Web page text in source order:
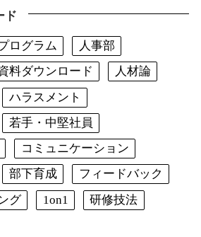
ド
ログラム
人事部
料ダウンロード
人材論
ハラスメント
若手・中堅社員
コミュニケーション
部下育成
フィードバック
グ 1on1
研修技法